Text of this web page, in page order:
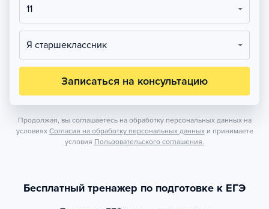
11
Я старшеклассник
Записаться на консультацию
Продолжая, вы соглашаетесь на обработку персональных данных на
условиях Согласия на обработку персональных данных и принимаете
условия Пользовательского соглашения.
Бесплатный тренажер по подготовке к ЕГЭ